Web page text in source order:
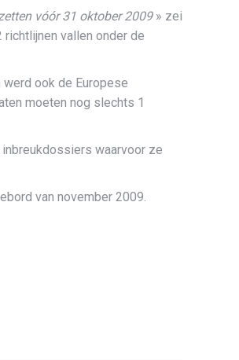
vóór 31 oktober 2009» zei
vallen onder de
ook de Europese
moeten nog slechts 1
waarvoor ze
van november 2009.